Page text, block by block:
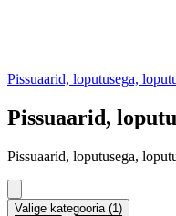
Pissuaarid, loputusega,
Pissuaarid,
Pissuaarid, loputusega,
Valige kategooria (1)